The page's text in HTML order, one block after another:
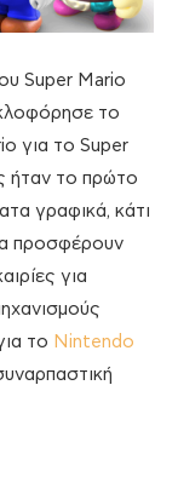
Super Mario
το
για το Super
ήταν το πρώτο
γραφικά, κάτι
προσφέρουν
για
το Nintendo